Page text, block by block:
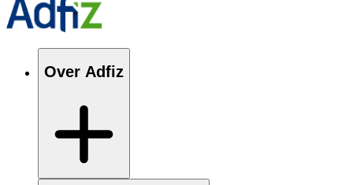
Over Adfiz